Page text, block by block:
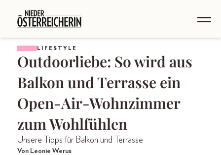
LIFESTYLE
Outdoorliebe: So wird aus
Balkon und Terrasse ein
Open-Air-Wohnzimmer
zum Wohlfühlen
Unsere Tipps für Balkon und Terrasse
Von Leonie Werus